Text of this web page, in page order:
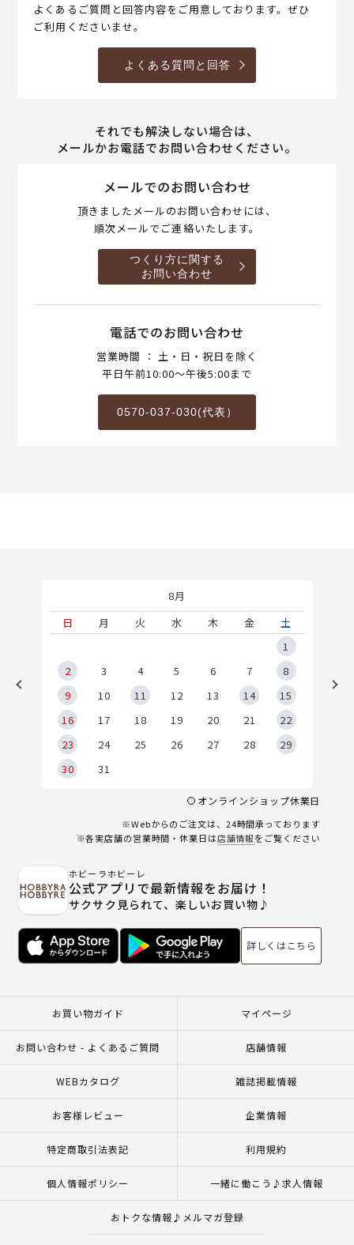
よくあるご質問と回答内容をご用意しております。ぜひ
ご利用くださいませ。
よくある質問と回答
それでも解決しない場合は、
メールかお電話でお問い合わせください。
メールでのお問い合わせ
頂きましたメールのお問い合わせには、
順次メールでご連絡いたします。
つくり方に関する
お問い合わせ
電話でのお問い合わせ
営業時間 ： 土・日・祝日を除く
平日午前10:00～午後5:00まで
0570-037-030(代表）
8月
日
月 火 水 木 金
土
1
2
3 4 5 6 7
8
9
10 11 12 13 14
15
16
17 18 19 20 21
22
23
24 25 26 27 28
29
30
31
オンラインショップ休業日
※Webからのご注文は、24時間承っております
※各実店舗の営業時間・休業日は店舗情報をご覧ください
ホビーラホビーレ
公式アプリで最新情報をお届け！
サクサク見られて、楽しいお買い物♪
詳しくはこちら
お買い物ガイド マイページ
お問い合わせ - よくあるご質問 店舗情報
WEBカタログ 雑誌掲載情報
お客様レビュー 企業情報
特定商取引法表記 利用規約
個人情報ポリシー 一緒に働こう♪求人情報
おトクな情報♪メルマガ登録